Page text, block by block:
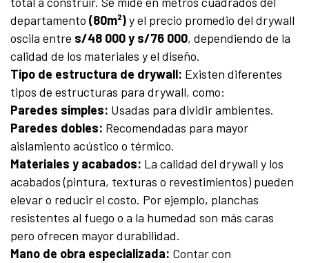
departamento (80m²)y el precio promedio del drywall
oscila entre s/48 000 y s/76 000, dependiendo de la
calidad de los materiales y el diseño.
Tipo de estructura de drywall: Existen diferentes
tipos de estructuras para drywall, como:
Paredes simples: Usadas para dividir ambientes.
Paredes dobles: Recomendadas para mayor
aislamiento acústico o térmico.
Materiales y acabados: La calidad del drywall y los
acabados (pintura, texturas o revestimientos) pueden
elevar o reducir el costo. Por ejemplo, planchas
resistentes al fuego o a la humedad son más caras
pero ofrecen mayor durabilidad.
Mano de obra especializada: Contar con